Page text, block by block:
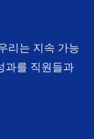
리는 지속 가능
과를 직원들과